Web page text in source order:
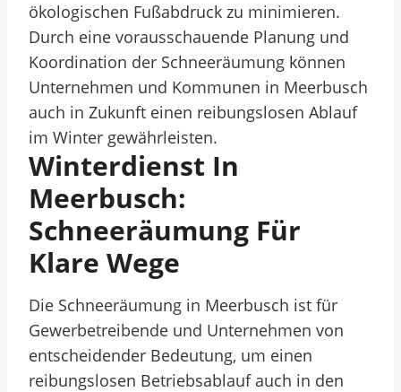
ökologischen Fußabdruck zu minimieren.
Durch eine vorausschauende Planung und
Koordination der Schneeräumung können
Unternehmen und Kommunen in Meerbusch
auch in Zukunft einen reibungslosen Ablauf
im Winter gewährleisten.
Winterdienst In
Meerbusch:
Schneeräumung Für
Klare Wege
Die Schneeräumung in Meerbusch ist für
Gewerbetreibende und Unternehmen von
entscheidender Bedeutung, um einen
reibungslosen Betriebsablauf auch in den